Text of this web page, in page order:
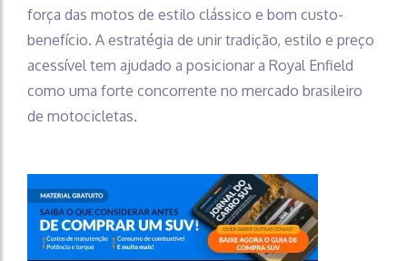
força das motos de estilo clássico e bom custo-
benefício. A estratégia de unir tradição, estilo e preço
acessível tem ajudado a posicionar a Royal Enfield
como uma forte concorrente no mercado brasileiro
de motocicletas.